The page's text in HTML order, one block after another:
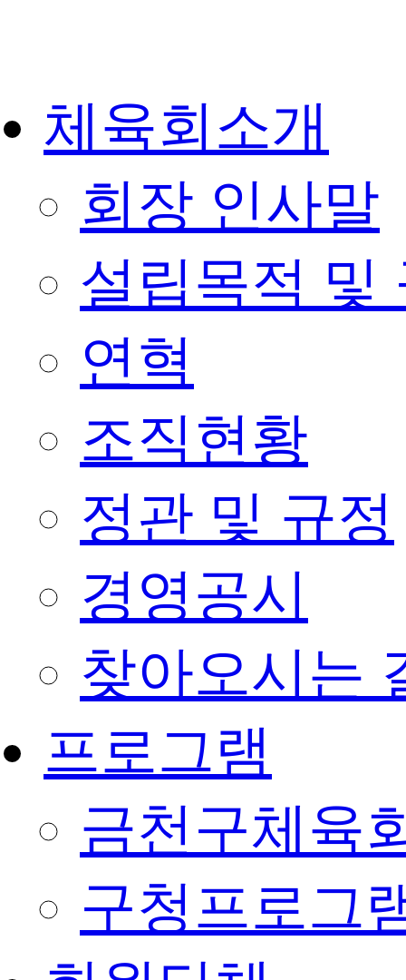
뛰
체육회소개
회장 인사말
설립목적 및
연혁
조직현황
정관 및 규정
경영공시
찾아오시는
프로그램
금천구체육
구청프로그